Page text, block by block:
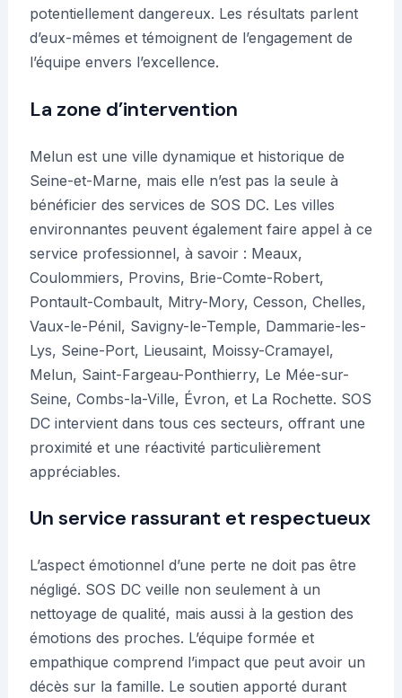
potentiellement dangereux. Les résultats parlent
d’eux-mêmes et témoignent de l’engagement de
l’équipe envers l’excellence.
La zone d’intervention
Melun est une ville dynamique et historique de
Seine-et-Marne, mais elle n’est pas la seule à
bénéficier des services de SOS DC. Les villes
environnantes peuvent également faire appel à ce
service professionnel, à savoir : Meaux,
Coulommiers, Provins, Brie-Comte-Robert,
Pontault-Combault, Mitry-Mory, Cesson, Chelles,
Vaux-le-Pénil, Savigny-le-Temple, Dammarie-les-
Lys, Seine-Port, Lieusaint, Moissy-Cramayel,
Melun, Saint-Fargeau-Ponthierry, Le Mée-sur-
Seine, Combs-la-Ville, Évron, et La Rochette. SOS
DC intervient dans tous ces secteurs, offrant une
proximité et une réactivité particulièrement
appréciables.
Un service rassurant et respectueux
L’aspect émotionnel d’une perte ne doit pas être
négligé. SOS DC veille non seulement à un
nettoyage de qualité, mais aussi à la gestion des
émotions des proches. L’équipe formée et
empathique comprend l’impact que peut avoir un
décès sur la famille. Le soutien apporté durant